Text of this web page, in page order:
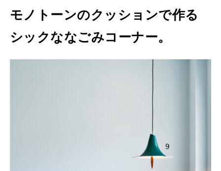
モノトーンのクッションで作る
シックななごみコーナー。